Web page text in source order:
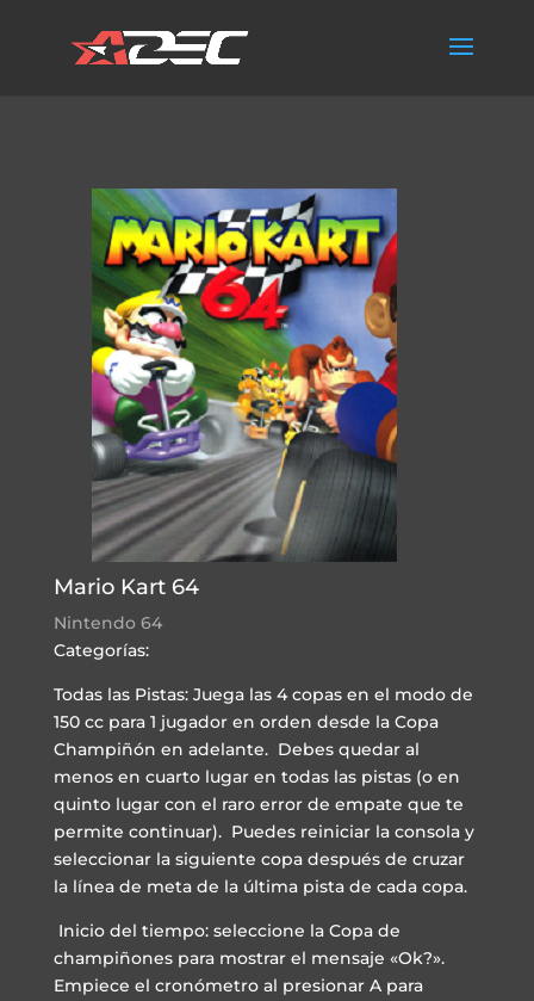
Mario Kart 64
Nintendo 64
Categorías:
Todas las Pistas: Juega las 4 copas en el modo de
150 cc para 1 jugador en orden desde la Copa
Champiñón en adelante. Debes quedar al
menos en cuarto lugar en todas las pistas (o en
quinto lugar con el raro error de empate que te
permite continuar). Puedes reiniciar la consola y
seleccionar la siguiente copa después de cruzar
la línea de meta de la última pista de cada copa.
Inicio del tiempo: seleccione la Copa de
champiñones para mostrar el mensaje «Ok?».
Empiece el cronómetro al presionar A para